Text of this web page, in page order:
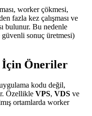
worker çökmesi,
fazla kez çalışması ve
bulunur. Bu nedenle
güvenli sonuç üretmesi)
İçin Öneriler
kodu değil,
Özellikle VPS, VDS ve
ortamlarda worker